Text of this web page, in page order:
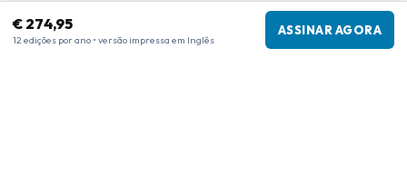
€ 274,95
12 edições por ano • versão impressa em Inglês
ASSINAR AGORA
Procedimento de Reclamações